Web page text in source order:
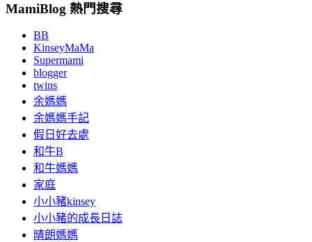
MamiBlog 熱門搜尋
BB
KinseyMaMa
Supermami
blogger
twins
余媽媽
余媽媽手記
假日好去處
和牛B
和牛媽媽
家庭
小小豬kinsey
小小豬的成長日誌
晴朗媽媽